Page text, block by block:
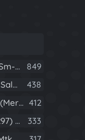
Yazılım 849
Alma) 438
Dft Pro 412
333